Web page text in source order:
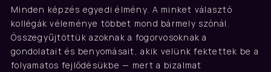
mondják
Minden képzés egyedi élmény. A minket választó
kollégák véleménye többet mond bármely szónál.
Összegyűjtöttük azoknak a fogorvosoknak a
gondolatait és benyomásait, akik velünk fektettek be a
folyamatos fejlődésükbe — mert a bizalmat